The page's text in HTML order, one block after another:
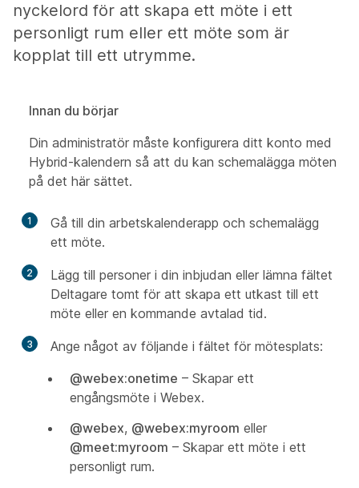
nyckelord för att skapa ett möte i ett
personligt rum eller ett möte som är
kopplat till ett utrymme.
Innan du börjar
Din administratör måste konfigurera ditt konto med
Hybrid-kalendern så att du kan schemalägga möten
på det här sättet.
1
Gå till din arbetskalenderapp och schemalägg
ett möte.
2
Lägg till personer i din inbjudan eller lämna fältet
Deltagare tomt för att skapa ett utkast till ett
möte eller en kommande avtalad tid.
3
Ange något av följande i fältet för mötesplats:
@webex:onetime – Skapar ett
engångsmöte i Webex.
@webex, @webex:myroom eller
@meet:myroom – Skapar ett möte i ett
personligt rum.